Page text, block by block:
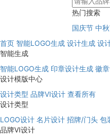
热门搜索
国庆节 中
首页 智能LOGO生成 设计生成 设
智能生成
智能LOGO生成 印章设计生成 徽
设计模版中心
设计类型 品牌VI设计 查看所有
设计类型
LOGO设计 名片设计 招牌/门头 包
品牌VI设计